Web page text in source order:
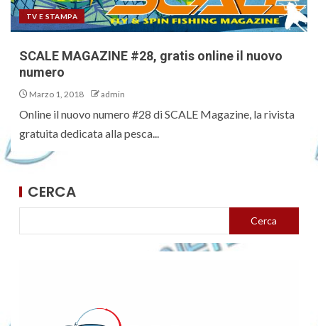
TV E STAMPA
SCALE MAGAZINE #28, gratis online il nuovo
numero
Marzo 1, 2018 admin
Online il nuovo numero #28 di SCALE Magazine, la rivista
gratuita dedicata alla pesca...
CERCA
Cerca